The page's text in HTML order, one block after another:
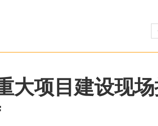
大项目建设现